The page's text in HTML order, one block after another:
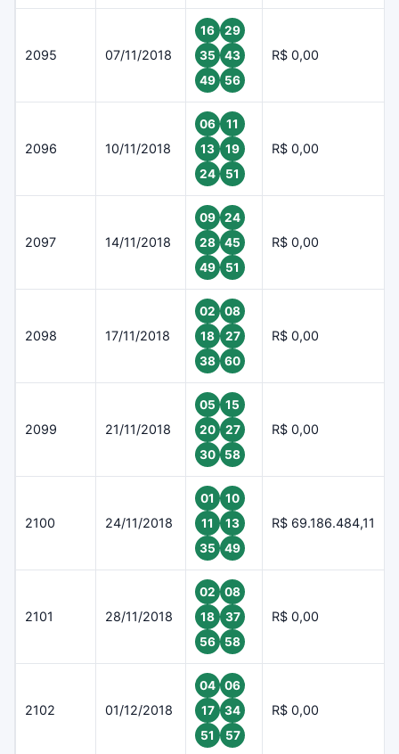
2095 07/11/2018
16
29
35
43
49
56
R$ 0,00
2096 10/11/2018
06
11
13
19
24
51
R$ 0,00
2097 14/11/2018
09
24
28
45
49
51
R$ 0,00
2098 17/11/2018
02
08
18
27
38
60
R$ 0,00
2099 21/11/2018
05
15
20
27
30
58
R$ 0,00
2100 24/11/2018
01
10
11
13
35
49
R$ 69.186.484,11
2101 28/11/2018
02
08
18
37
56
58
R$ 0,00
2102 01/12/2018
04
06
17
34
51
57
R$ 0,00